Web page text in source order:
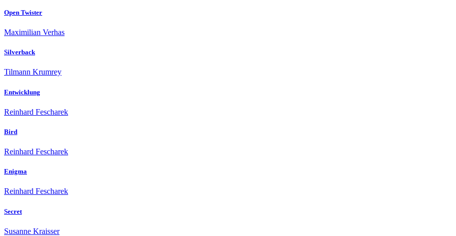
Open Twister
Maximilian Verhas
Silverback
Tilmann Krumrey
Entwicklung
Reinhard Fescharek
Bird
Reinhard Fescharek
Enigma
Reinhard Fescharek
Secret
Susanne Kraisser